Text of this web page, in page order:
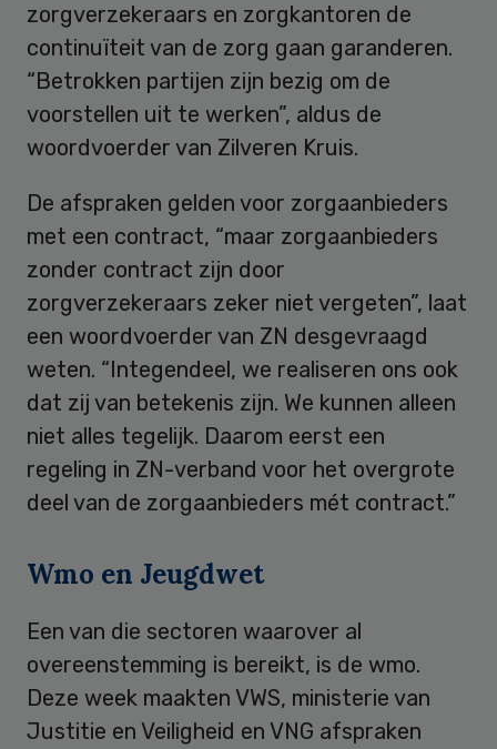
zorgverzekeraars en zorgkantoren de
continuïteit van de zorg gaan garanderen.
“Betrokken partijen zijn bezig om de
voorstellen uit te werken”, aldus de
woordvoerder van Zilveren Kruis.
De afspraken gelden voor zorgaanbieders
met een contract, “maar zorgaanbieders
zonder contract zijn door
zorgverzekeraars zeker niet vergeten”, laat
een woordvoerder van ZN desgevraagd
weten. “Integendeel, we realiseren ons ook
dat zij van betekenis zijn. We kunnen alleen
niet alles tegelijk. Daarom eerst een
regeling in ZN-verband voor het overgrote
deel van de zorgaanbieders mét contract.”
Wmo en Jeugdwet
Een van die sectoren waarover al
overeenstemming is bereikt, is de wmo.
Deze week maakten VWS, ministerie van
Justitie en Veiligheid en VNG afspraken